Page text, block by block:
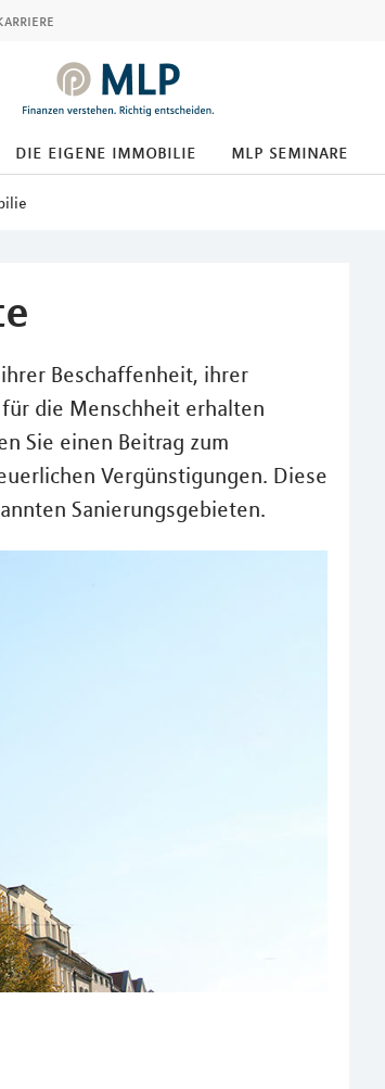
die eigene immobilie mlp seminare
Beschaffenheit, ihrer
die Menschheit erhalten
Sie einen Beitrag zum
Vergünstigungen. Diese
Sanierungsgebieten.